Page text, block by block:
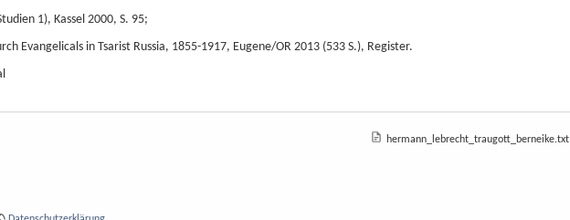
1), Kassel 2000, S. 95;
Evangelicals in Tsarist Russia, 1855-1917, Eugene/OR 2013 (533 S.), Register.
hermann_lebrecht_traugott_berneike.txt